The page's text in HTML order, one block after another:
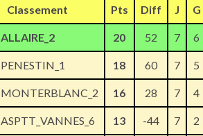
Classement Pts Diff J G
ALLAIRE_2 20 52 7 6
PENESTIN_1 18 60 7 5
MONTERBLANC_2 16 28 7 4
ASPTT_VANNES_6 13 -44 7 2